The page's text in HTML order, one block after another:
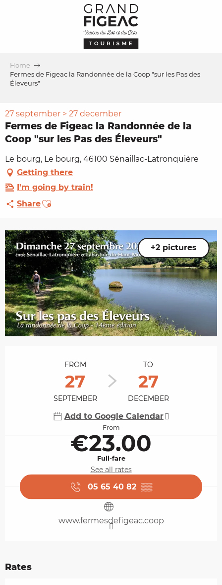
Home
Fermes de Figeac la Randonnée de la Coop "sur les Pas des
Éleveurs"
27 september > 27 december
Fermes de Figeac la Randonnée de la
Coop "sur les Pas des Éleveurs"
Le bourg, Le bourg, 46100 Sénaillac-Latronquière
Getting there
I'm going by train!
ShareAjouter aux favoris
+2 pictures
FROM
27
SEPTEMBER
TO
27
DECEMBER
Add to Google Calendar
From
€23.00
Full-fare
See all rates
05 65 40 82 ▒▒
www.fermesdefigeac.coop
Rates